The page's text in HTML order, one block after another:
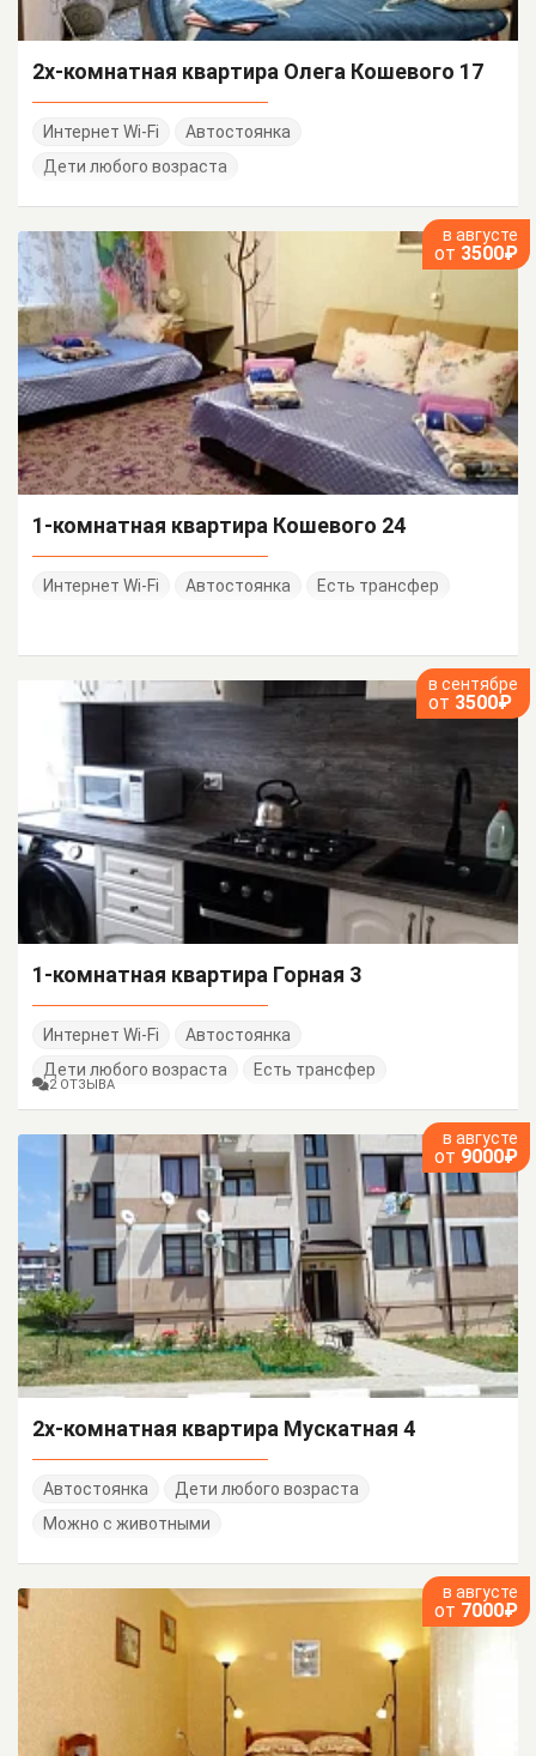
2х-комнатная квартира Олега Кошевого 17
Интернет Wi-Fi
Автостоянка
Дети любого возраста
в августе
от 3500₽
1-комнатная квартира Кошевого 24
Интернет Wi-Fi Автостоянка Есть трансфер
в сентябре
от 3500₽
1-комнатная квартира Горная 3
Интернет Wi-Fi
Автостоянка
Дети любого возраста
Есть трансфер
2 ОТЗЫВА
в августе
от 9000₽
2х-комнатная квартира Мускатная 4
Автостоянка
Дети любого возраста
Можно с животными
в августе
от 7000₽